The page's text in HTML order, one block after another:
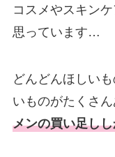
コスメやスキン
思っています…
どんどんほしい
いものがたくさん
メンの買い足し